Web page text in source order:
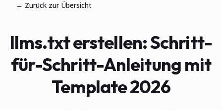
← Zurück zur Übersicht
llms.txt erstellen: Schritt-
für-Schritt-Anleitung mit
Template 2026